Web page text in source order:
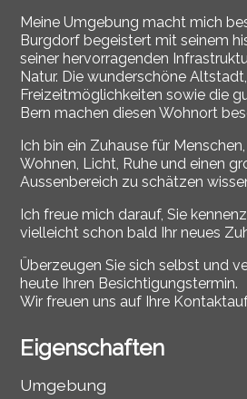
Meine Umgebung macht mich
Burgdorf begeistert mit seinem
seiner hervorragenden
Natur. Die wunderschöne
Freizeitmöglichkeiten sowie die
Bern machen diesen Wohnort
Ich bin ein Zuhause für
Wohnen, Licht, Ruhe und einen
Aussenbereich zu schätzen
Ich freue mich darauf, Sie
vielleicht schon bald Ihr neues
Überzeugen Sie sich selbst und
heute Ihren Besichtigungstermin.
Wir freuen uns auf Ihre
Eigenschaften
Umgebung